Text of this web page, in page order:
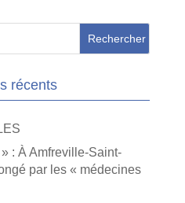
récents
: À Amfreville-Saint-
par les « médecines